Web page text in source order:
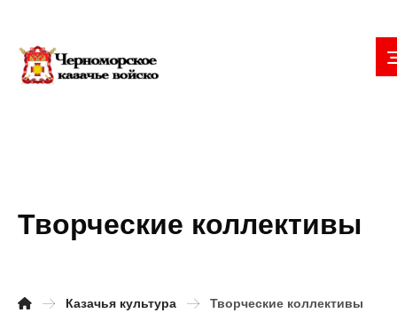
Творческие коллективы
Казачья культура Творческие коллективы